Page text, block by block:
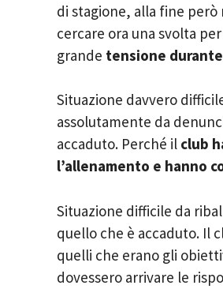
di stagione, alla fine però
cercare ora una svolta
grande tensione
Situazione davvero
assolutamente da
accaduto. Perché il club
l’allenamento e hanno
Situazione difficile da
quello che è accaduto. Il
quelli che erano gli
dovessero arrivare le